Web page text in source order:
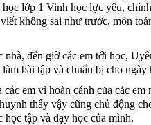
lớp 1 Vinh học lực yếu,
không sai như trước, môn
đến giờ các em tới học,
bài tập và chuẩn bị cho ngày
em vì hoàn cảnh của các
thấy vậy cũng chủ động
học tập và dạy học của mình.